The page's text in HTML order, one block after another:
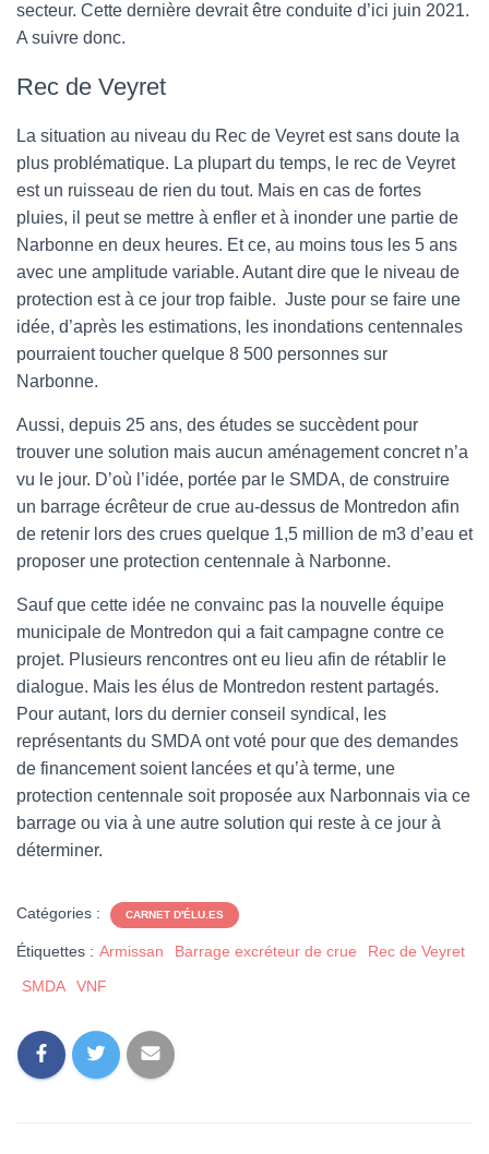
secteur. Cette dernière devrait être conduite d’ici juin 2021.
A suivre donc.
Rec de Veyret
La situation au niveau du Rec de Veyret est sans doute la
plus problématique. La plupart du temps, le rec de Veyret
est un ruisseau de rien du tout. Mais en cas de fortes
pluies, il peut se mettre à enfler et à inonder une partie de
Narbonne en deux heures. Et ce, au moins tous les 5 ans
avec une amplitude variable. Autant dire que le niveau de
protection est à ce jour trop faible. Juste pour se faire une
idée, d’après les estimations, les inondations centennales
pourraient toucher quelque 8 500 personnes sur
Narbonne.
Aussi, depuis 25 ans, des études se succèdent pour
trouver une solution mais aucun aménagement concret n’a
vu le jour. D’où l’idée, portée par le SMDA, de construire
un barrage écrêteur de crue au-dessus de Montredon afin
de retenir lors des crues quelque 1,5 million de m3 d’eau et
proposer une protection centennale à Narbonne.
Sauf que cette idée ne convainc pas la nouvelle équipe
municipale de Montredon qui a fait campagne contre ce
projet. Plusieurs rencontres ont eu lieu afin de rétablir le
dialogue. Mais les élus de Montredon restent partagés.
Pour autant, lors du dernier conseil syndical, les
représentants du SMDA ont voté pour que des demandes
de financement soient lancées et qu’à terme, une
protection centennale soit proposée aux Narbonnais via ce
barrage ou via à une autre solution qui reste à ce jour à
déterminer.
Catégories : CARNET D'ÉLU.ES
Étiquettes : Armissan Barrage excréteur de crue
Rec de Veyret
SMDA
VNF